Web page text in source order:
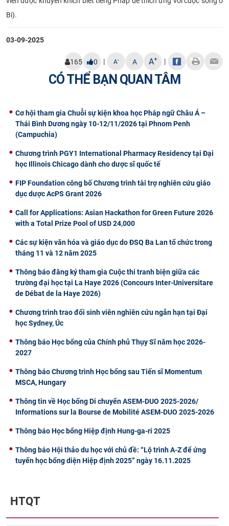
Bi).
03-09-2025
165 0 | A- A A+ |
CÓ THỂ BẠN QUAN TÂM
Cơ hội tham gia Chuỗi sự kiện khoa học Pháp ngữ Châu Á –
Thái Bình Dương ngày 10-12/11/2026 tại Phnom Penh
(Campuchia)
Chương trình PGY1 International Pharmacy Residency tại Đại
học Illinois Chicago dành cho dược sĩ quốc tế
FIP Foundation công bố Chương trình tài trợ nghiên cứu giáo
dục dược AcPS Grant 2026
Call for Applications: Asian Hackathon for Green Future 2026
with a Total Prize Pool of USD 24,000
Các sự kiện văn hóa và giáo dục do ĐSQ Ba Lan tổ chức trong
tháng 11 và 12 năm 2025
Thông báo đăng ký tham gia Cuộc thi tranh biện giữa các
trường đại học tại La Haye 2026 (Concours Inter-Universitare
de Débat de la Haye 2026)
Chương trình trao đổi sinh viên nghiên cứu ngắn hạn tại Đại
học Sydney, Úc
Thông báo Học bổng của Chính phủ Thụy Sĩ năm học 2026-
2027
Thông báo Chương trình Học bổng sau Tiến sĩ Momentum
MSCA, Hungary
Thông tin về Học bổng Di chuyển ASEM-DUO 2025-2026/
Informations sur la Bourse de Mobilité ASEM-DUO 2025-2026
Thông báo Học bổng Hiệp định Hung-ga-ri 2025
Thông báo Hội thảo du học với chủ đề: “Lộ trình A-Z để ứng
tuyển học bổng diện Hiệp định 2025” ngày 16.11.2025
HTQT